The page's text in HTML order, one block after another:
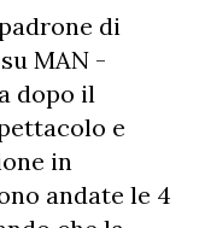
di
MAN -
dopo il
e
in
andate le 4